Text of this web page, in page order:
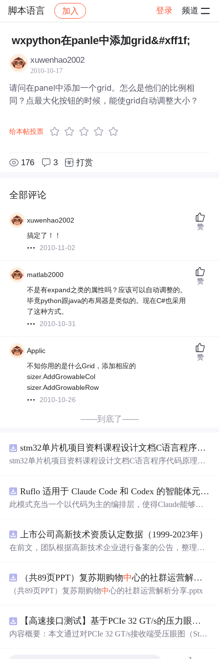
脚本语言 加入 登录 频道
脚本语言 帖子详情
wxpython在panle中添加grid&#xff1f;
xuwenhao2002
2010-10-17
请问在panel中添加一个grid。怎么是他们的比例相
同？点最大化按钮的时候，能使grid自动调整大小？
给本帖投票
176 3 打赏
全部评论
xuwenhao2002
搞定了！！
2010-11-02
赞
matlab2000
不是有expand之类的属性吗？应该可以自动调整的。
毕竟python跟java的布局器是类似的。现在C#也采用
了这种方式。
2010-10-31
赞
Applic
不知你用的是什么Grid，添加相应的
sizer.AddGrowableCol
sizer.AddGrowableRow
2010-10-26
赞
——到底了——
stm32单片机项目资料课程设计文档C语言程序代码原理图电路PCB实例用单片机制作多路输入电压表
stm32单片机项目资料课程设计文档C语言程序代码原理图
Ruflo 适用于 Claude Code 和 Codex 的智能体元框架
此模式充当一个以代码为主的编排层，使得Claude能够自
上市公司高新技术资质认定数据（1999-2023年）
在前文，团队根据高新技术企业进行备案的公告，整理了
配，整理上市公司-高新技术资质认定数据，包含认定次
数、初次公告等 一、数据介绍 数据名称：上市公司-高新
办公室 数据说明：包含认定次数、初次公告等 相关数据：
高新技术企业数据库 二、数据指标 年份 股票代码 股票简
称中文全称 行业名称 行业代码 省份 城市 区县 省份代码
（共89页PPT）复苏期购物中心的社群运营解析分享.pptx
（共89页PPT）复苏期购物中心的社群运营解析分享.pptx
【高速接口测试】基于PCIe 32 GT/s的压力眼图数据驱动分析：多应力参数对眼高眼宽影响的量化研究
内容概要：本文通过对PCIe 32 GT/s接收端受压眼图（Stres